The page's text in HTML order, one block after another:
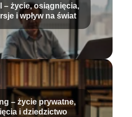
– życie, osiągnięcia,
i wpływ na świat
– życie prywatne,
i dziedzictwo